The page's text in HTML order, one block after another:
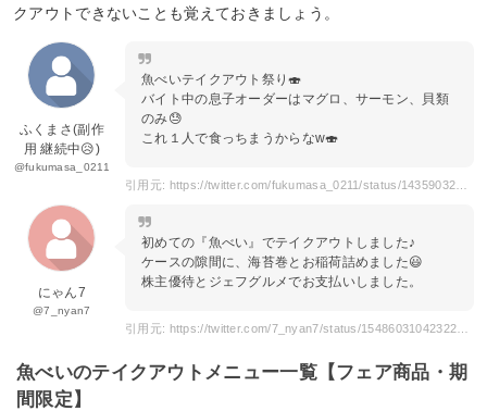
クアウトできないことも覚えておきましょう。
ふくまさ(副作
用 継続中😥)
@fukumasa_0211
魚べいテイクアウト祭り🍣
バイト中の息子オーダーはマグロ、サーモン、貝類
のみ😓
これ１人で食っちまうからなw🍣
にゃん7
@7_nyan7
初めての『魚べい』でテイクアウトしました♪
ケースの隙間に、海苔巻とお稲荷詰めました😃
株主優待とジェフグルメでお支払いしました。
魚べいのテイクアウトメニュー一覧【フェア商品・期
間限定】